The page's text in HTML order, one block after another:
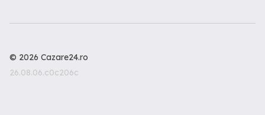
© 2026 Cazare24.ro
26.08.06.c0c206c